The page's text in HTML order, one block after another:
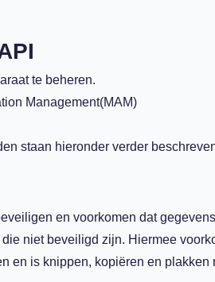
te beheren.
Management(MAM)
staan hieronder verder
en voorkomen dat
niet beveiligd zijn. Hiermee
en is knippen, kopiëren en plakken